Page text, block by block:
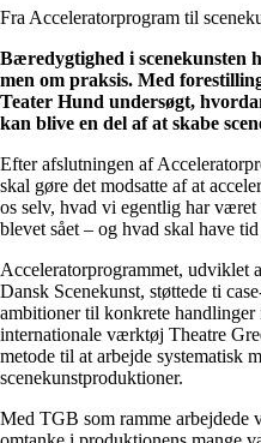
Fra Acceleratorprogram til
Bæredygtighed i scenekunsten
men om praksis. Med
Teater Hund undersøgt,
kan blive en del af at skabe
Efter afslutningen af
skal gøre det modsatte af at
os selv, hvad vi egentlig har
blevet sået – og hvad skal have
Acceleratorprogrammet,
Dansk Scenekunst, støttede ti
ambitioner til konkrete
internationale værktøj Theatre
metode til at arbejde systematisk
scenekunstproduktioner.
Med TGB som ramme arbejdede